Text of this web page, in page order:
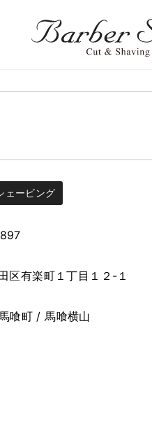
ェービング
区有楽町１丁目１２-１
喰町 / 馬喰横山